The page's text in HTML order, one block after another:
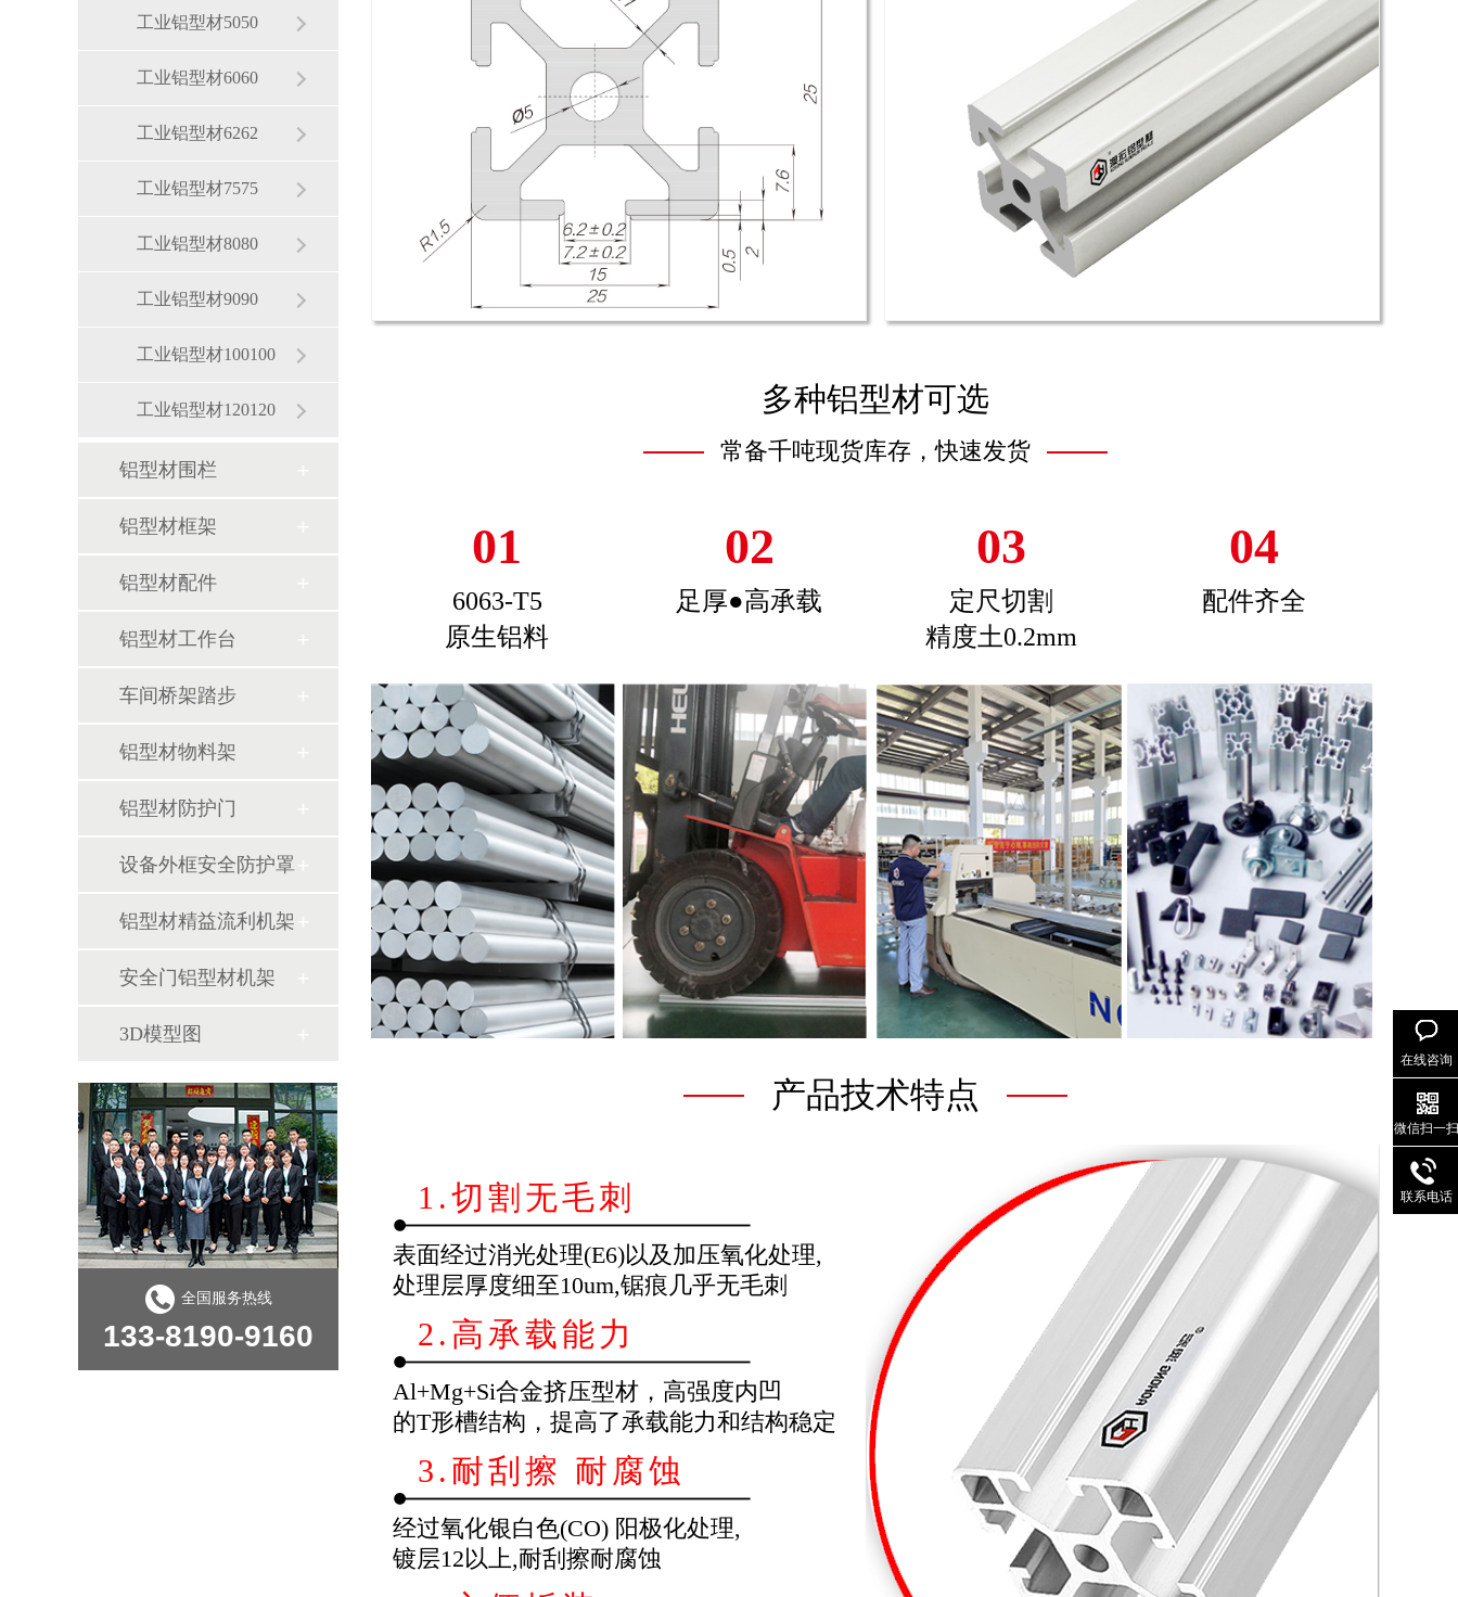
工业铝型材5050
工业铝型材6060
工业铝型材6262
工业铝型材7575
工业铝型材8080
工业铝型材9090
工业铝型材100100
工业铝型材120120
铝型材围栏
铝型材框架
铝型材配件
铝型材工作台
车间桥架踏步
铝型材物料架
铝型材防护门
设备外框安全防护罩
铝型材精益流利机架
安全门铝型材机架
3D模型图
全国服务热线
133-8190-9160
多种铝型材可选
常备千吨现货库存，快速发货
01
6063-T5
原生铝料
02
足厚●高承载
03
定尺切割
精度土0.2mm
04
配件齐全
产品技术特点
1.切割无毛刺
表面经过消光处理(E6)以及加压氧化处理,
处理层厚度细至10um,锯痕几乎无毛刺
2.高承载能力
Al+Mg+Si合金挤压型材，高强度内凹
的T形槽结构，提高了承载能力和结构稳定
3.耐刮擦 耐腐蚀
经过氧化银白色(CO) 阳极化处理,
镀层12以上,耐刮擦耐腐蚀
在线咨询
微信扫一扫
联系电话